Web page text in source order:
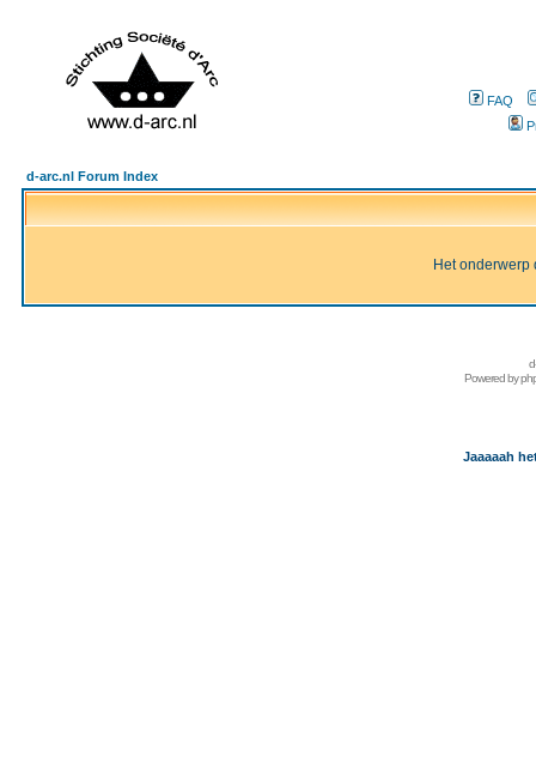
FAQ
d-arc.nl Forum Index
Het onderwerp
Powered by
Jaaaaah